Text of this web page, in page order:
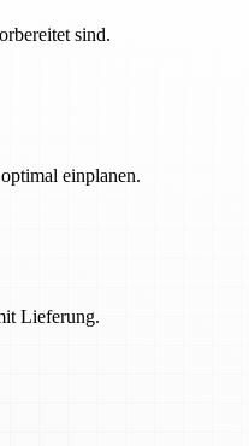
sind.
einplanen.
Lieferung.